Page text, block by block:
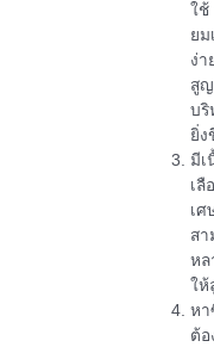
ใช้
ยม
ง่า
สูญ
บริ
ยิ่ง
มีเ
เลื
เศ
สา
หล
ให้
หา
ต้